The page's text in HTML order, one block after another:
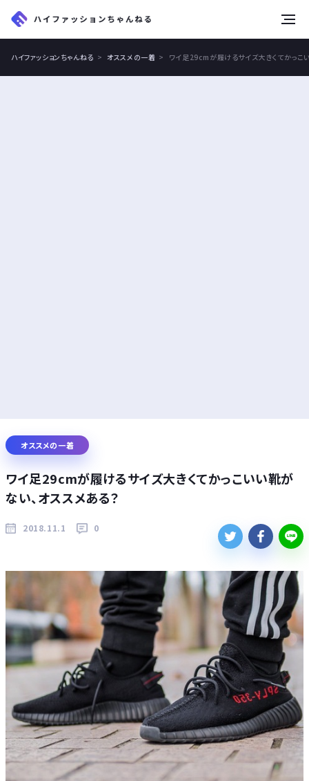
ハイファッションちゃんねる オススメの一着 ワイ足29cmが履けるサイズ大きくてかっこ
オススメの一着
ワイ足29cmが履けるサイズ大きくてかっこいい靴が
ない、オススメある？
2018.11.1 0